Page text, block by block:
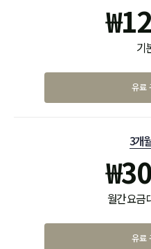
₩
기
유료
3개
₩
월간 요금
유료